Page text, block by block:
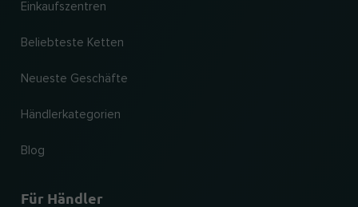
Einkaufszentren
Beliebteste Ketten
Neueste Geschäfte
Händlerkategorien
Blog
Für Händler